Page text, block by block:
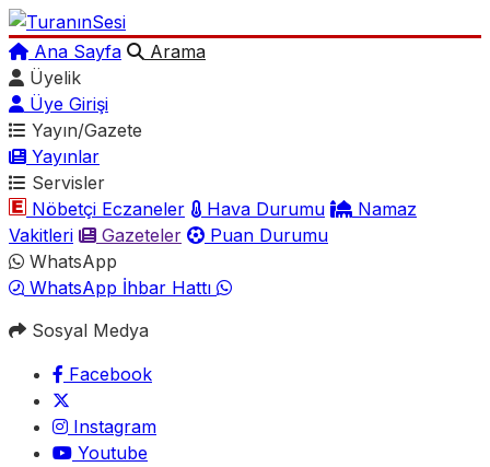
Ana Sayfa
Arama
Üyelik
Üye Girişi
Yayın/Gazete
Yayınlar
Servisler
Nöbetçi Eczaneler
Hava Durumu
Namaz
Vakitleri
Gazeteler
Puan Durumu
WhatsApp
WhatsApp İhbar Hattı
Sosyal Medya
Facebook
Instagram
Youtube